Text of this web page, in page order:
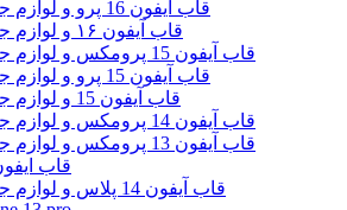
قاب ایفون 16 پرو و لوازم جانبی
قاب آیفون ۱۶ و لوازم جانبی
قاب آیفون 15 پرومکس و لوازم جانبی
قاب آیفون 15 پرو و لوازم جانبی
قاب آیفون 15 و لوازم جانبی
قاب آیفون 14 پرومکس و لوازم جانبی
قاب آیفون 13 پرومکس و لوازم جانبی
قاب ایفون
قاب آیفون 14 پلاس و لوازم جانبی